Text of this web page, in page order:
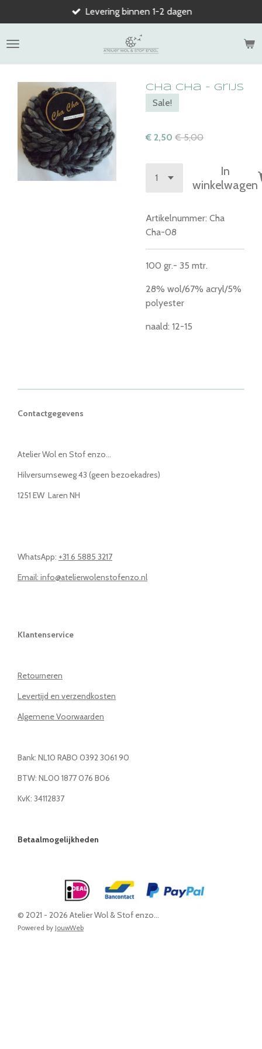
direct
naar
Levering binnen 1-2 dagen
Cha Cha - grijs
Sale!
€ 2,50 € 5,00
In
winkelwagen
Artikelnummer: Cha
Cha-08
100 gr.- 35 mtr.
28% wol/67% acryl/5%
polyester
naald: 12-15
Contactgegevens
Atelier Wol en Stof enzo...
Hilversumseweg 43 (geen bezoekadres)
1251 EW Laren NH
WhatsApp: +31 6 5885 3217
Email: info@atelierwolenstofenzo.nl
Klantenservice
Retourneren
Levertijd en verzendkosten
Algemene Voorwaarden
Bank: NL10 RABO 0392 3061 90
BTW: NL00 1877 076 B06
KvK: 34112837
Betaalmogelijkheden
© 2021 - 2026 Atelier Wol & Stof enzo...
Powered by JouwWeb